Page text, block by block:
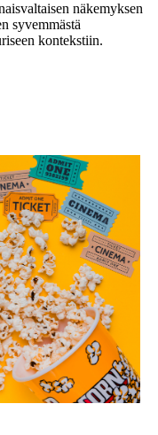
näkemyksen
syvemmästä
kontekstiin.